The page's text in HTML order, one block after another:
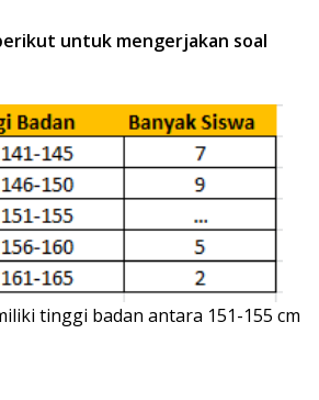
untuk mengerjakan soal
tinggi badan antara 151-155 cm